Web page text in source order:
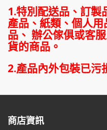
1.特別配送品、訂製
產品、紙類、個人
品、 辦公傢俱或客
貨的商品。
2.產品內外包裝已污
商店資訊